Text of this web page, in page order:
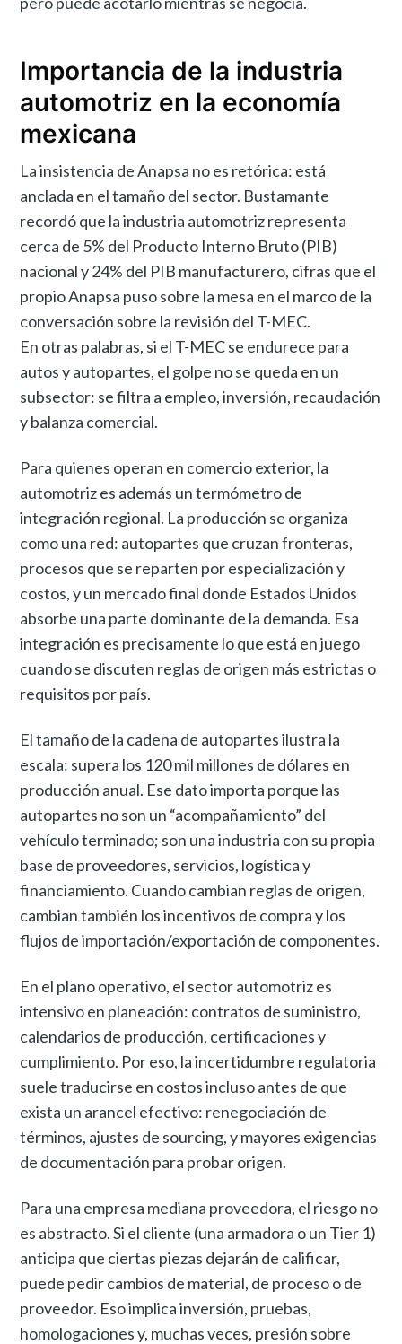
Importancia de la industria
automotriz en la economía
mexicana
La insistencia de Anapsa no es retórica: está
anclada en el tamaño del sector. Bustamante
recordó que la industria automotriz representa
cerca de 5% del Producto Interno Bruto (PIB)
nacional y 24% del PIB manufacturero, cifras que el
propio Anapsa puso sobre la mesa en el marco de la
conversación sobre la revisión del T-MEC.
En otras palabras, si el T-MEC se endurece para
autos y autopartes, el golpe no se queda en un
subsector: se filtra a empleo, inversión, recaudación
y balanza comercial.
Para quienes operan en comercio exterior, la
automotriz es además un termómetro de
integración regional. La producción se organiza
como una red: autopartes que cruzan fronteras,
procesos que se reparten por especialización y
costos, y un mercado final donde Estados Unidos
absorbe una parte dominante de la demanda. Esa
integración es precisamente lo que está en juego
cuando se discuten reglas de origen más estrictas o
requisitos por país.
El tamaño de la cadena de autopartes ilustra la
escala: supera los 120 mil millones de dólares en
producción anual. Ese dato importa porque las
autopartes no son un “acompañamiento” del
vehículo terminado; son una industria con su propia
base de proveedores, servicios, logística y
financiamiento. Cuando cambian reglas de origen,
cambian también los incentivos de compra y los
flujos de importación/exportación de componentes.
En el plano operativo, el sector automotriz es
intensivo en planeación: contratos de suministro,
calendarios de producción, certificaciones y
cumplimiento. Por eso, la incertidumbre regulatoria
suele traducirse en costos incluso antes de que
exista un arancel efectivo: renegociación de
términos, ajustes de sourcing, y mayores exigencias
de documentación para probar origen.
Para una empresa mediana proveedora, el riesgo no
es abstracto. Si el cliente (una armadora o un Tier 1)
anticipa que ciertas piezas dejarán de calificar,
puede pedir cambios de material, de proceso o de
proveedor. Eso implica inversión, pruebas,
homologaciones y, muchas veces, presión sobre